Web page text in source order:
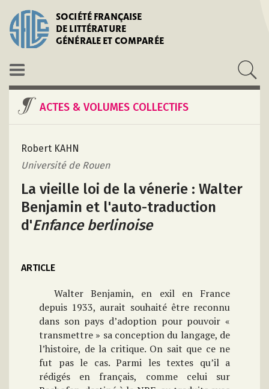
SOCIÉTÉ FRANÇAISE
DE LITTÉRATURE
GÉNÉRALE ET COMPARÉE
ACTES & VOLUMES COLLECTIFS
Robert KAHN
Université de Rouen
La vieille loi de la vénerie : Walter
Benjamin et l'auto-traduction
d'Enfance berlinoise
ARTICLE
Walter Benjamin, en exil en France
depuis 1933, aurait souhaité être reconnu
dans son pays d’adoption pour pouvoir «
transmettre » sa conception du langage, de
l’histoire, de la critique. On sait que ce ne
fut pas le cas. Parmi les textes qu’il a
rédigés en français, comme celui sur